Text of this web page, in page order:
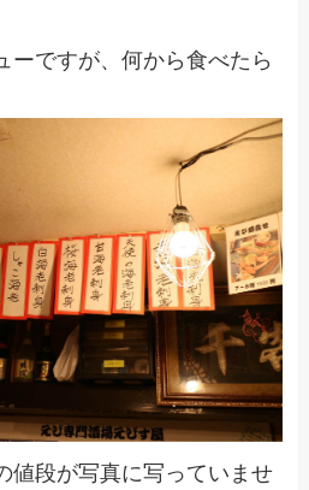
ーですが、何から食べたら
段が写真に写っていませ